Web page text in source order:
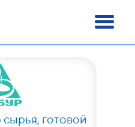
готовой